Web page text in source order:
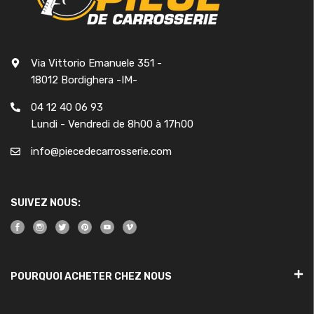
Via Vittorio Emanuele 351 -
18012 Bordighera -IM-
04 12 40 06 93
Lundi - Vendredi de 8h00 à 17h00
info@piecedecarrosserie.com
SUIVEZ NOUS:
POURQUOI ACHETER CHEZ NOUS